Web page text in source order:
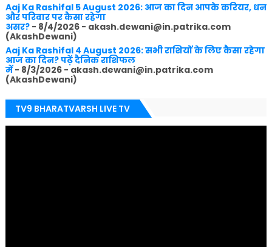
Aaj Ka Rashifal 5 August 2026: आज का दिन आपके करियर, धन
और परिवार पर कैसा रहेगा
असर?- 8/4/2026- akash.dewani@in.patrika.com
(AkashDewani)
Aaj Ka Rashifal 4 August 2026: सभी राशियों के लिए कैसा रहेगा
आज का दिन? पढ़ें दैनिक राशिफल
में- 8/3/2026- akash.dewani@in.patrika.com
(AkashDewani)
TV9 BHARATVARSH LIVE TV